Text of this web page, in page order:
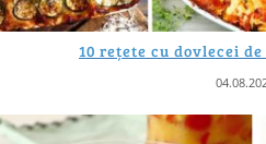
10 rețete cu dovlecei